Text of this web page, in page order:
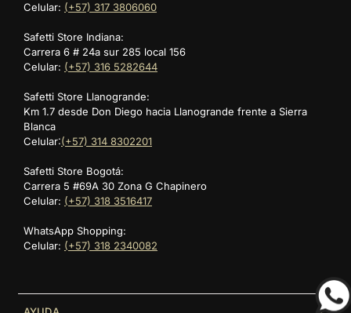
Celular: (+57) 317 3806060
Safetti Store Indiana:
Carrera 6 # 24a sur 285 local 156
Celular: (+57) 316 5282644
Safetti Store Llanogrande:
Km 1.7 desde Don Diego hacia Llanogrande frente a Sierra
Blanca
Celular:(+57) 314 8302201
Safetti Store Bogotá:
Carrera 5 #69A 30 Zona G Chapinero
Celular: (+57) 318 3516417
WhatsApp Shopping:
Celular: (+57) 318 2340082